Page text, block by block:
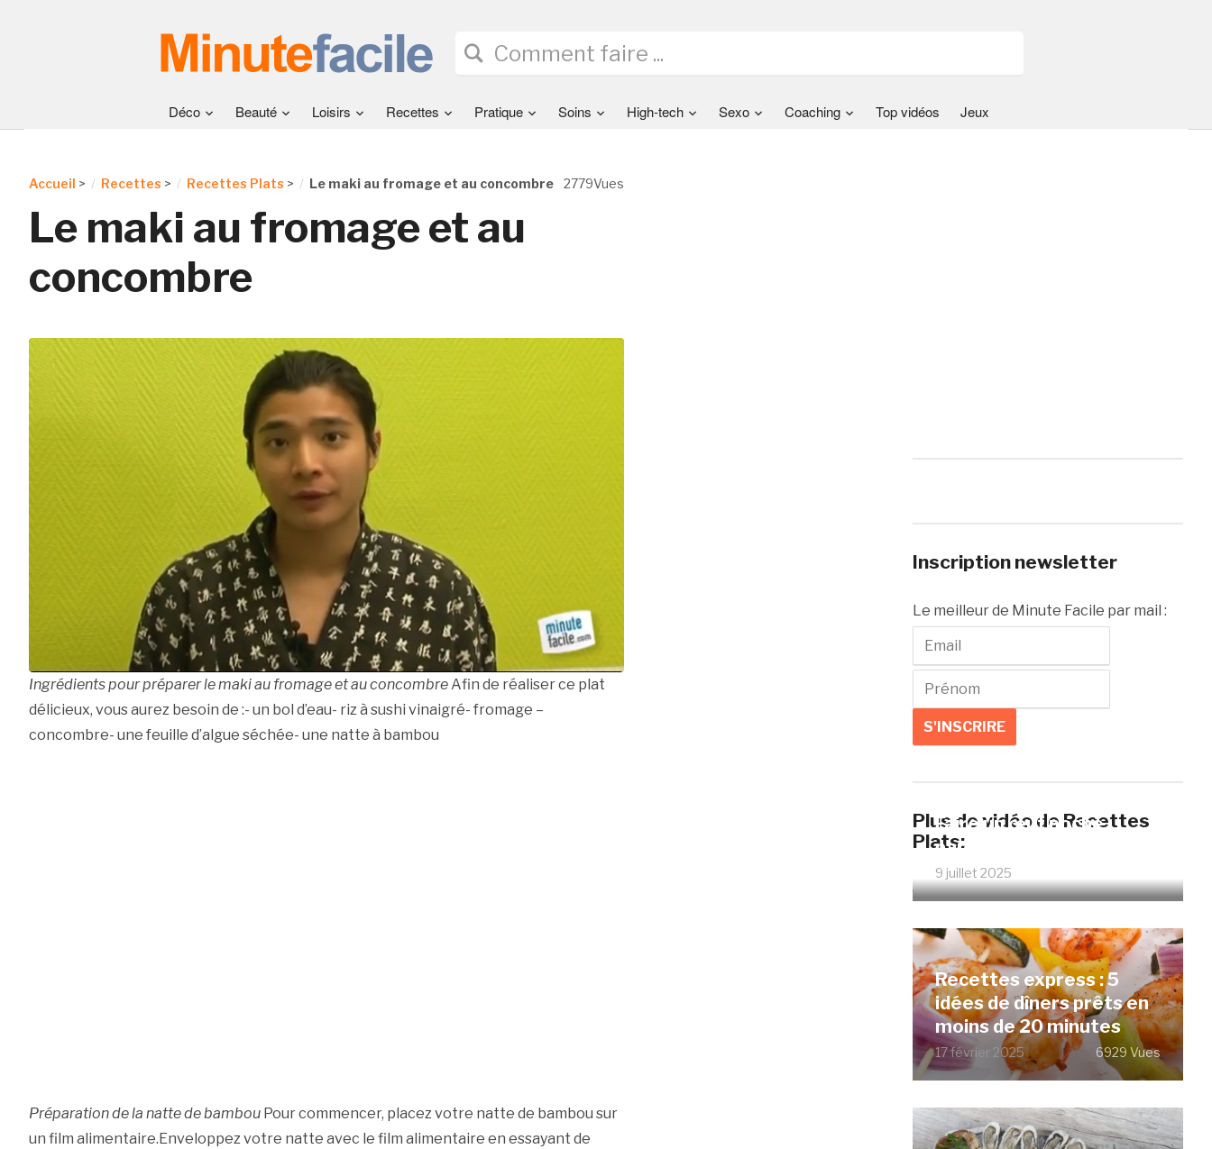
Déco Beauté Loisirs Recettes Pratique Soins High-tech Sexo Coaching Top vidéos Jeux
2779Vues
Accueil > Recettes > Recettes Plats > Le maki au fromage et au concombre
Le maki au fromage et au
concombre
Ingrédients pour préparer le maki au fromage et au concombreAfin de réaliser ce plat
délicieux, vous aurez besoin de :- un bol d’eau- riz à sushi vinaigré- fromage –
concombre- une feuille d’algue séchée- une natte à bambou
Préparation de la natte de bambouPour commencer, placez votre natte de bambou sur
un film alimentaire.Enveloppez votre natte avec le film alimentaire en essayant de
Inscription newsletter
Le meilleur de Minute Facile par mail :
Plus de vidéo de Recettes
Plats:
Faire un œuf poché
parfait sans vinaigre
9 juillet 2025
Recettes express : 5
idées de dîners prêts en
moins de 20 minutes
17 février 2025 6929 Vues